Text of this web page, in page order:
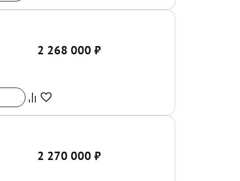
2 268 000 ₽
2 270 000 ₽